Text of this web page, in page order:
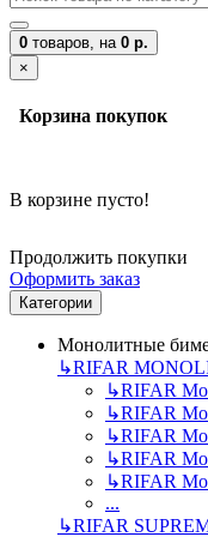
0 товаров, на 0 р.
×
Корзина покупок
В корзине пусто!
Продолжить покупки
Оформить заказ
Категории
Монолитные
↳RIFAR
↳RIFAR
↳RIFAR
↳RIFAR
↳RIFAR
↳RIFAR
...
↳RIFAR